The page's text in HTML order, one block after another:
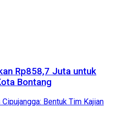
Rp858,7 Juta untuk
Bontang